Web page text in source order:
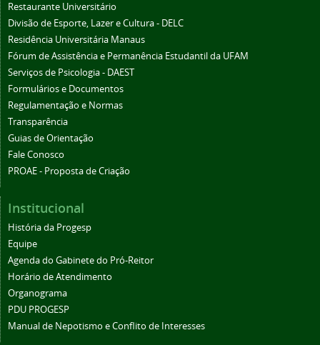
Restaurante Universitário
Divisão de Esporte, Lazer e Cultura - DELC
Residência Universitária Manaus
Fórum de Assistência e Permanência Estudantil da UFAM
Serviços de Psicologia - DAEST
Formulários e Documentos
Regulamentação e Normas
Transparência
Guias de Orientação
Fale Conosco
PROAE - Proposta de Criação
Institucional
História da Progesp
Equipe
Agenda do Gabinete do Pró-Reitor
Horário de Atendimento
Organograma
PDU PROGESP
Manual de Nepotismo e Conflito de Interesses